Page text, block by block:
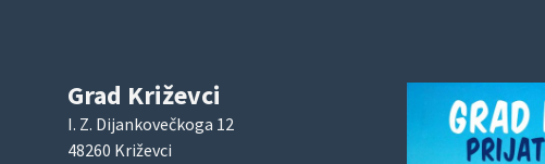
Grad Križevci
I. Z. Dijankovečkoga 12
48260 Križevci